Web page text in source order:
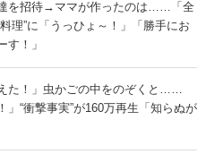
を招待→ママが作ったのは……「全
理”に「うっひょ～！」「勝手にお
す！」
た！」虫かごの中をのぞくと……
」“衝撃事実”が160万再生「知らぬが